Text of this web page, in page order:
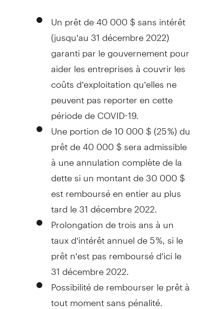
Un prêt de 40 000 $ sans intérêt
(jusqu’au 31 décembre 2022)
garanti par le gouvernement pour
aider les entreprises à couvrir les
coûts d’exploitation qu’elles ne
peuvent pas reporter en cette
période de COVID-19.
Une portion de 10 000 $ (25 %) du
prêt de 40 000 $ sera admissible
à une annulation complète de la
dette si un montant de 30 000 $
est remboursé en entier au plus
tard le 31 décembre 2022.
Prolongation de trois ans à un
taux d’intérêt annuel de 5 %, si le
prêt n’est pas remboursé d’ici le
31 décembre 2022.
Possibilité de rembourser le prêt à
tout moment sans pénalité.